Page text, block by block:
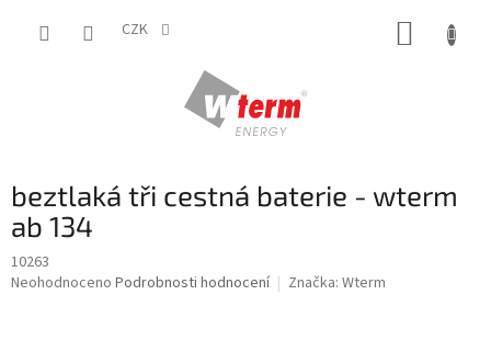
CZK
beztlaká tři cestná baterie - wterm
ab 134
10263
Průměrné
Neohodnoceno Podrobnosti hodnocení Značka: Wterm